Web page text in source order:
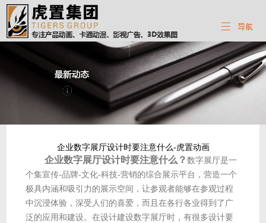
企业数字展厅设计时要注意什么-虎置动画
企业数字展厅设计时要注意什么？数字展厅是一
个集宣传-品牌-文化-科技-营销的综合展示平台，营造一个
极具内涵和吸引力的展示空间，让参观者能够在参观过程
中沉浸体验，深受人们的喜爱，而且在各行各业得到了广
泛的应用和建设。在设计建设数字展厅时，有很多设计要